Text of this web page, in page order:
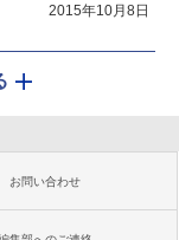
2015年10月8日
お問い合わせ